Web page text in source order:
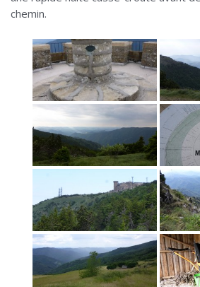
chemin.